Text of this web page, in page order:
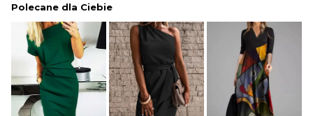
Polecane dla Ciebie